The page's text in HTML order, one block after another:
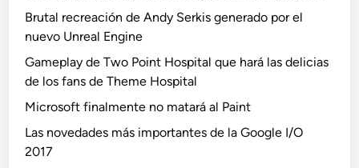
Brutal recreación de Andy Serkis generado por el
nuevo Unreal Engine
Gameplay de Two Point Hospital que hará las delicias
de los fans de Theme Hospital
Microsoft finalmente no matará al Paint
Las novedades más importantes de la Google I/O
2017